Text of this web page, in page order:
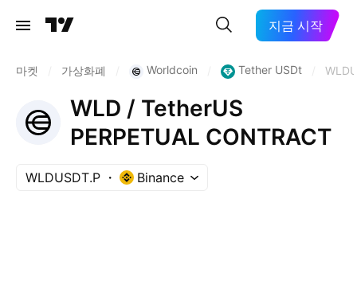
지금 시작
마켓 가상화폐 Worldcoin Tether USDt
WLD / TetherUS
PERPETUAL CONTRACT
WLDUSDT.P Binance